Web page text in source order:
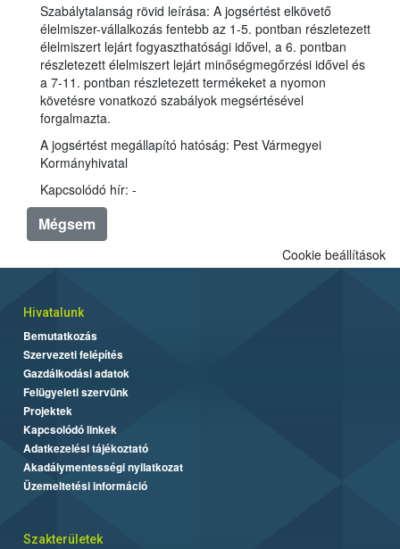
Szabálytalanság rövid leírása: A jogsértést elkövető
élelmiszer-vállalkozás fentebb az 1-5. pontban részletezett
élelmiszert lejárt fogyaszthatósági idővel, a 6. pontban
részletezett élelmiszert lejárt minőségmegőrzési idővel és
a 7-11. pontban részletezett termékeket a nyomon
követésre vonatkozó szabályok megsértésével
forgalmazta.
A jogsértést megállapító hatóság: Pest Vármegyei
Kormányhivatal
Kapcsolódó hír: -
Mégsem
Cookie beállítások
Hivatalunk
Bemutatkozás
Szervezeti felépítés
Gazdálkodási adatok
Felügyeleti szervünk
Projektek
Kapcsolódó linkek
Adatkezelési tájékoztató
Akadálymentességi nyilatkozat
Üzemeltetési információ
Szakterületek